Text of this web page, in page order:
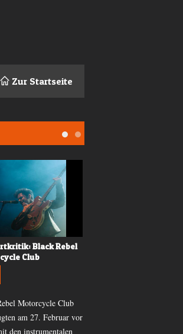
Zur Startseite
Black Rebel
Club
Motorcycle Club
am 27. Februar vor
den instrumentalen